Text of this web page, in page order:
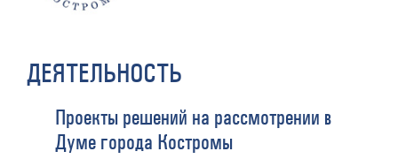
ДЕЯТЕЛЬНОСТЬ
Проекты решений на рассмотрении в
Думе города Костромы